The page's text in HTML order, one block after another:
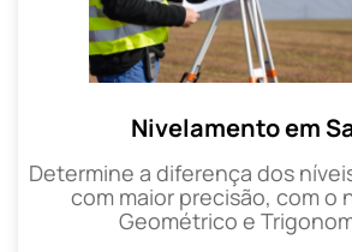
Nivelamento em
Determine a diferença dos
com maior precisão, com o
Geométrico e